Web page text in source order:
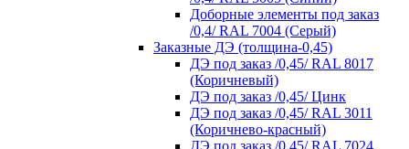
Доборные элементы под заказ
/0,4/ RAL 7004 (Серый)
Заказные ДЭ (толщина-0,45)
ДЭ под заказ /0,45/ RAL 8017
(Коричневый)
ДЭ под заказ /0,45/ Цинк
ДЭ под заказ /0,45/ RAL 3011
(Коричнево-красный)
ДЭ под заказ /0,45/ RAL 7024